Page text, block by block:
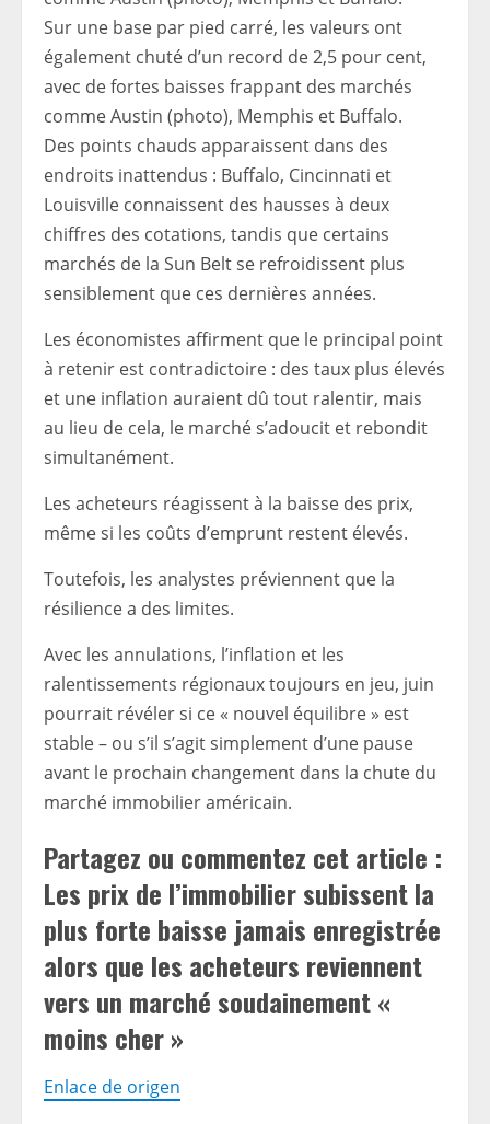
Sur une base par pied carré, les valeurs ont
également chuté d’un record de 2,5 pour cent,
avec de fortes baisses frappant des marchés
comme Austin (photo), Memphis et Buffalo.
Des points chauds apparaissent dans des
endroits inattendus : Buffalo, Cincinnati et
Louisville connaissent des hausses à deux
chiffres des cotations, tandis que certains
marchés de la Sun Belt se refroidissent plus
sensiblement que ces dernières années.
Les économistes affirment que le principal point
à retenir est contradictoire : des taux plus élevés
et une inflation auraient dû tout ralentir, mais
au lieu de cela, le marché s’adoucit et rebondit
simultanément.
Les acheteurs réagissent à la baisse des prix,
même si les coûts d’emprunt restent élevés.
Toutefois, les analystes préviennent que la
résilience a des limites.
Avec les annulations, l’inflation et les
ralentissements régionaux toujours en jeu, juin
pourrait révéler si ce « nouvel équilibre » est
stable – ou s’il s’agit simplement d’une pause
avant le prochain changement dans la chute du
marché immobilier américain.
Partagez ou commentez cet article :
Les prix de l’immobilier subissent la
plus forte baisse jamais enregistrée
alors que les acheteurs reviennent
vers un marché soudainement «
moins cher »
Enlace de origen